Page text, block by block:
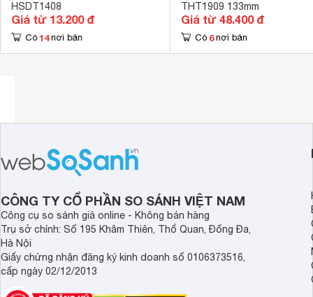
Với chiều dài 140mm và chiều dài xanh lơ bắt mắt,
lường điện năng một cách đơn giản. Ruột bút được làm
điện mà vẫn đảm bảo độ an toàn cho người dùng, đồng
cho khả năng chịu nhiệt, chống ăn mòn và ít bị biến dạng
HSDT1408
Giá từ 13.200 đ
Có 14 nơi bán
THT1909 133mm
Giá từ 48.400 đ
Có 6 nơi bán
CÔNG TY CỔ PHẦN SO SÁNH VIỆT NAM
Công cụ so sánh giá online - Không bán hàng
Trụ sở chính: Số 195 Khâm Thiên, Thổ Quan, Đống Đa,
Hà Nội
Giấy chứng nhận đăng ký kinh doanh số 0106373516,
cấp ngày 02/12/2013